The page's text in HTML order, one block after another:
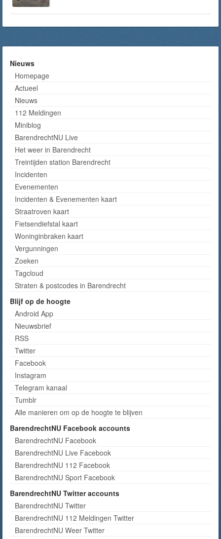
Nieuws
Homepage
Actueel
Nieuws
112 Meldingen
Miniblog
BarendrechtNU Live
Het weer in Barendrecht
Treintijden station Barendrecht
Incidenten
Evenementen
Incidenten & Evenementen kaart
Straatroven kaart
Fietsendiefstal kaart
Woninginbraken kaart
Vergunningen
Zoeken
Tagcloud
Straten & postcodes in Barendrecht
Blijf op de hoogte
Android App
Nieuwsbrief
RSS
Twitter
Facebook
Instagram
Telegram kanaal
Tumblr
Alle manieren om op de hoogte te blijven
BarendrechtNU Facebook accounts
BarendrechtNU Facebook
BarendrechtNU Live Facebook
BarendrechtNU 112 Facebook
BarendrechtNU Sport Facebook
BarendrechtNU Twitter accounts
BarendrechtNU Twitter
BarendrechtNU 112 Meldingen Twitter
BarendrechtNU Weer Twitter